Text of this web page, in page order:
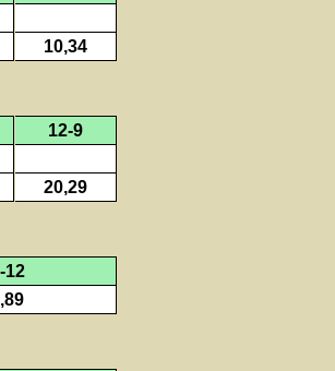
10,34
12-9
20,29
12